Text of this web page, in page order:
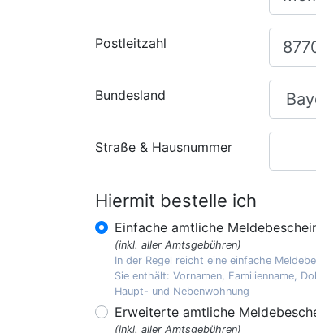
Postleitzahl
Bundesland
Straße & Hausnummer
Hiermit bestelle ich
Einfache amtliche
(inkl. aller Amtsgebühren)
In der Regel reicht eine einfache
Sie enthält: Vornamen, Familienname,
Haupt- und Nebenwohnung
Erweiterte amtliche
(inkl. aller Amtsgebühren)